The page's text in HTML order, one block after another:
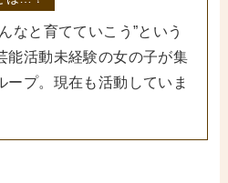
なと育てていこう”という
能活動未経験の女の子が集
ープ。現在も活動していま